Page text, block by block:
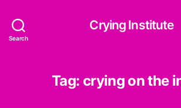
Search
Crying Institute
Tag: crying on the